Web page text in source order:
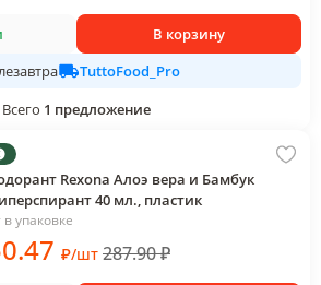
В корзину
TuttoFood_Pro
Всего 1 предложение
Rexona Алоэ вера и Бамбук
40 мл., пластик
упаковке
.47 ₽/шт 287.90₽